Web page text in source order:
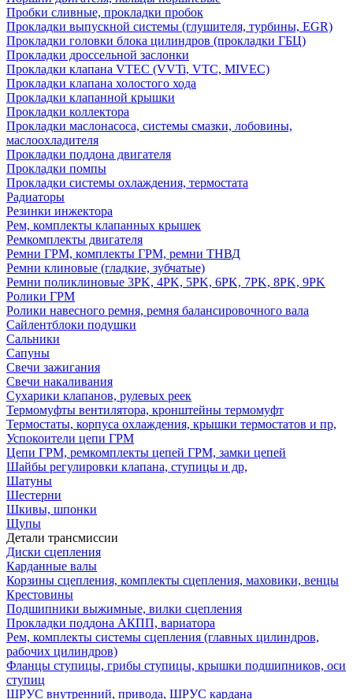
Пробки сливные, прокладки пробок
Прокладки выпускной системы (глушителя, турбины, EGR)
Прокладки головки блока цилиндров (прокладки ГБЦ)
Прокладки дроссельной заслонки
Прокладки клапана VTEC (VVTi, VTC, MIVEC)
Прокладки клапана холостого хода
Прокладки клапанной крышки
Прокладки коллектора
Прокладки маслонасоса, системы смазки, лобовины,
маслоохладителя
Прокладки поддона двигателя
Прокладки помпы
Прокладки системы охлаждения, термостата
Радиаторы
Резинки инжектора
Рем, комплекты клапанных крышек
Ремкомплекты двигателя
Ремни ГРМ, комплекты ГРМ, ремни ТНВД
Ремни клиновые (гладкие, зубчатые)
Ремни поликлиновые 3PK, 4PK, 5PK, 6PK, 7PK, 8PK, 9PK
Ролики ГРМ
Ролики навесного ремня, ремня балансировочного вала
Сайлентблоки подушки
Сальники
Сапуны
Свечи зажигания
Свечи накаливания
Сухарики клапанов, рулевых реек
Термомуфты вентилятора, кронштейны термомуфт
Термостаты, корпуса охлаждения, крышки термостатов и пр,
Успокоители цепи ГРМ
Цепи ГРМ, ремкомплекты цепей ГРМ, замки цепей
Шайбы регулировки клапана, ступицы и др,
Шатуны
Шестерни
Шкивы, шпонки
Щупы
Детали трансмиссии
Диски сцепления
Карданные валы
Корзины сцепления, комплекты сцепления, маховики, венцы
Крестовины
Подшипники выжимные, вилки сцепления
Прокладки поддона АКПП, вариатора
Рем, комплекты системы сцепления (главных цилиндров,
рабочих цилиндров)
Фланцы ступицы, грибы ступицы, крышки подшипников, оси
ступиц
ШРУС внутренний, привода, ШРУС кардана